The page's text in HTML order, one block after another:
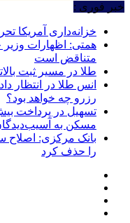
خبر فوری :
خزانه‌داری آمریکا
همتی: اظهارات وزیر
متناقض است
طلا در مسیر ثبت
انس طلا در انتظار
رزرو چه خواهد بود؟
مسکن به
بانک مرکزی: اصلاح
را حذف کرد